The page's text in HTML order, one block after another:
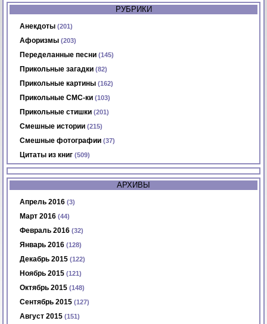
РУБРИКИ
Анекдоты (201)
Афоризмы (203)
Переделанные песни (145)
Прикольные загадки (82)
Прикольные картины (162)
Прикольные СМС-ки (103)
Прикольные стишки (201)
Смешные истории (215)
Смешные фотографии (37)
Цитаты из книг (509)
АРХИВЫ
Апрель 2016 (3)
Март 2016 (44)
Февраль 2016 (32)
Январь 2016 (128)
Декабрь 2015 (122)
Ноябрь 2015 (121)
Октябрь 2015 (148)
Сентябрь 2015 (127)
Август 2015 (151)